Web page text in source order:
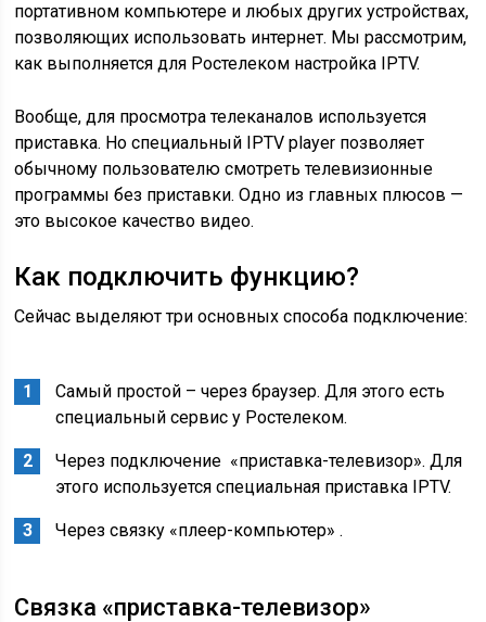
портативном компьютере и любых других устройствах,
позволяющих использовать интернет. Мы рассмотрим,
как выполняется для Ростелеком настройка IPTV.
Вообще, для просмотра телеканалов используется
приставка. Но специальный IPTV player позволяет
обычному пользователю смотреть телевизионные
программы без приставки. Одно из главных плюсов —
это высокое качество видео.
Как подключить функцию?
Сейчас выделяют три основных способа подключение:
Самый простой – через браузер. Для этого есть
специальный сервис у Ростелеком.
Через подключение «приставка-телевизор». Для
этого используется специальная приставка IPTV.
Через связку «плеер-компьютер» .
Связка «приставка-телевизор»